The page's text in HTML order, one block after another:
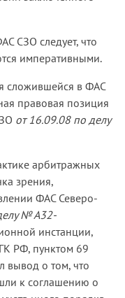
надлежащим
в деле
в здании
равно как и
свои услуги по
за
фактического
правомерно
к договору
и
подлежащих
(общая
и
в месяц.
г. заключили
по отпуску
поверки. По
для
абонент не
что в этом
пунктов
обществом
первый
оказывать
а Общество —
Общество
питьевой
СЗО следует, что
императивными.
сложившейся в ФАС
правовая позиция
от 16.09.08 по делу
арбитражных
зрения,
ФАС Северо-
№ А32-
инстанции,
РФ, пунктом 69
вывод о том, что
к соглашению о